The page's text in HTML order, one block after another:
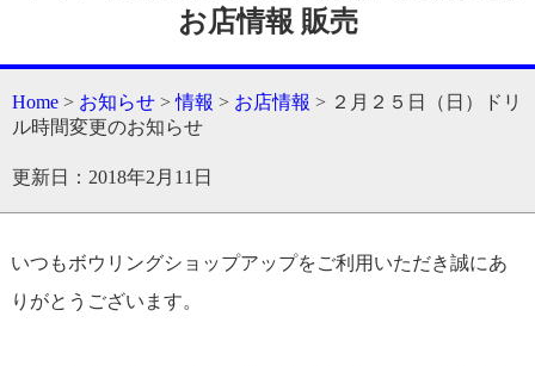
お店情報 販売
Home > お知らせ >情報 > お店情報 > ２月２５日（日）ドリ
ル時間変更のお知らせ
更新日：2018年2月11日
いつもボウリングショップアップをご利用いただき誠にあ
りがとうございます。